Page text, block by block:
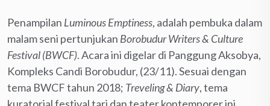
Penampilan Luminous Emptiness, adalah pembuka dalam
malam seni pertunjukan Borobudur Writers & Culture
Festival (BWCF). Acara ini digelar di Panggung Aksobya,
Kompleks Candi Borobudur, (23/11). Sesuai dengan
tema BWCF tahun 2018; Treveling & Diary, tema
kuratorial festival tari dan teater kontemporer ini